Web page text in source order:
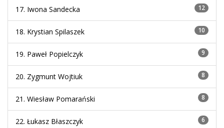
17. Iwona Sandecka 12
18. Krystian Spilaszek 10
19. Paweł Popielczyk 9
20. Zygmunt Wojtiuk 8
21. Wiesław Pomarański 8
22. Łukasz Błaszczyk 6